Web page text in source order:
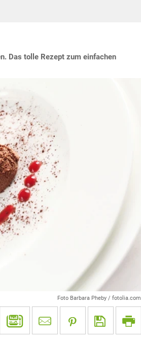
Das tolle Rezept zum einfachen
Foto Barbara Pheby / fotolia.com